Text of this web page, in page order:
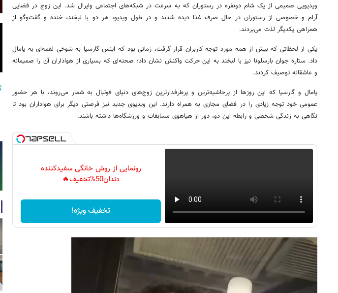
ویدیویی صمیمی از یک شام دونفره در رستوران که به سرعت در شبکه‌های اجتماعی وایرال شد. این زوج در فضایی
آرام و خصوصی از رستوران در حال صرف غذا دیده شدند و در طول ویدیو، هر دو با لبخند، خنده و گفت‌وگو از
همراهی یکدیگر لذت می‌بردند.
یکی از لحظاتی که بیش از همه مورد توجه کاربران قرار گرفت، زمانی بود که اینس گارسیا به شوخی لقمه‌ای به یامال
داد. ستاره جوان بارسلونا نیز با لبخند به این حرکت واکنش نشان داد؛ صحنه‌ای که بسیاری از هواداران آن را صمیمانه
و عاشقانه توصیف کردند.
یامال و گارسیا که این روزها از پرحاشیه‌ترین و پرطرفدارترین زوج‌های دنیای فوتبال به شمار می‌روند، با هر حضور
عمومی خود توجه زیادی را در فضای مجازی به همراه دارند. این ویدیوی جدید نیز فرصتی دیگر برای هواداران بود تا
نگاهی به زندگی شخصی و رابطه این دو، دور از هیاهوی مسابقات و ورزشگاه‌ها داشته باشند.
رونمایی از روش خانگی سفیدکننده
دندان50%تخفیف🔥
تخفیف ویژه!